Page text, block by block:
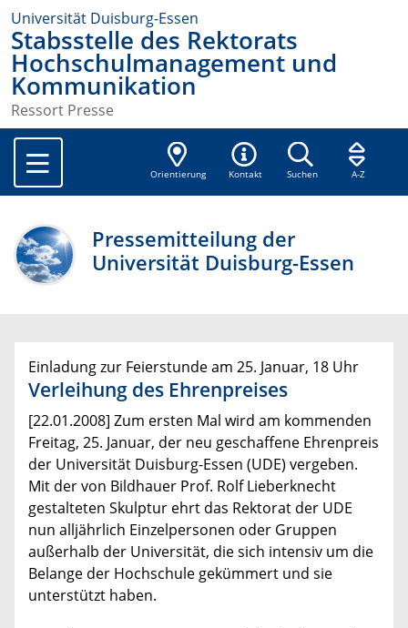
Universität Duisburg-Essen
Stabsstelle des Rektorats
Hochschulmanagement und
Kommunikation
Ressort Presse
Orientierung Kontakt Suchen A-Z
Pressemitteilung der
Universität Duisburg-Essen
Einladung zur Feierstunde am 25. Januar, 18 Uhr
Verleihung des Ehrenpreises
[22.01.2008] Zum ersten Mal wird am kommenden
Freitag, 25. Januar, der neu geschaffene Ehrenpreis
der Universität Duisburg-Essen (UDE) vergeben.
Mit der von Bildhauer Prof. Rolf Lieberknecht
gestalteten Skulptur ehrt das Rektorat der UDE
nun alljährlich Einzelpersonen oder Gruppen
außerhalb der Universität, die sich intensiv um die
Belange der Hochschule gekümmert und sie
unterstützt haben.